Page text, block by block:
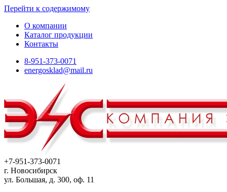
Перейти к содержимому
О компании
Каталог продукции
Контакты
8-951-373-0071
energosklad@mail.ru
+7-951-373-0071
г. Новосибирск
ул. Большая, д. 300, оф. 11